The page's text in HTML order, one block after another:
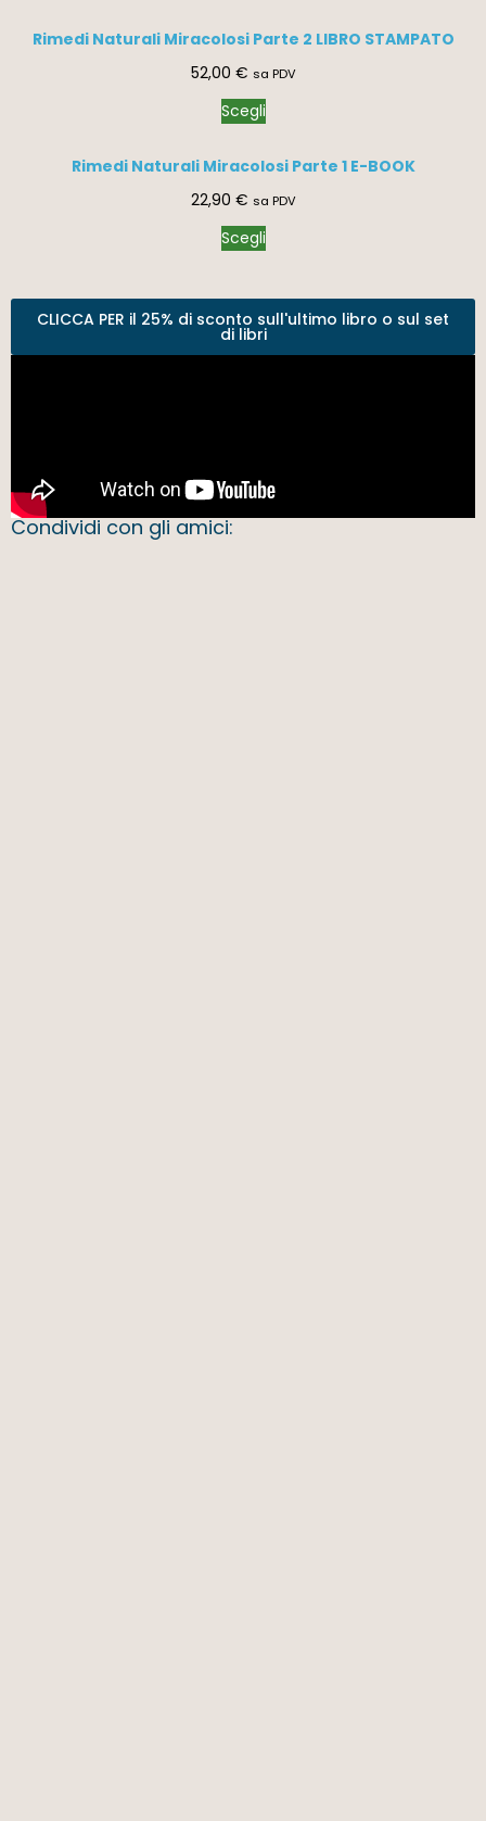
Rimedi Naturali Miracolosi Parte 2 LIBRO STAMPATO
52,00 € sa PDV
Scegli
Rimedi Naturali Miracolosi Parte 1 E-BOOK
22,90 € sa PDV
Scegli
CLICCA PER il 25% di sconto sull'ultimo libro o sul set
di libri
Condividi con gli amici: